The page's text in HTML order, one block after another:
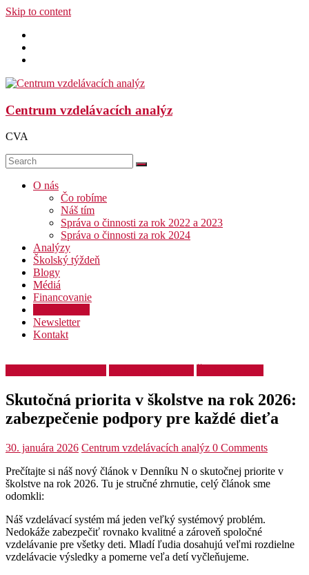
Skip to content
Centrum vzdelávacích analýz
CVA
O nás
Čo robíme
Náš tím
Správa o činnosti za rok 2022 a 2023
Správa o činnosti za rok 2024
Analýzy
Školský týždeň
Blogy
Médiá
Financovanie
Newsletter
Kontakt
Skutočná priorita v školstve na rok 2026:
zabezpečenie podpory pre každé dieťa
30. januára 2026 Centrum vzdelávacích analýz 0 Comments
Prečítajte si náš nový článok v Denníku N o skutočnej priorite v
školstve na rok 2026. Tu je stručné zhrnutie, celý článok sme
odomkli:
Náš vzdelávací systém má jeden veľký systémový problém.
Nedokáže zabezpečiť rovnako kvalitné a zároveň spoločné
vzdelávanie pre všetky deti. Mladí ľudia dosahujú veľmi rozdielne
vzdelávacie výsledky a pomerne veľa detí vyčleňujeme.